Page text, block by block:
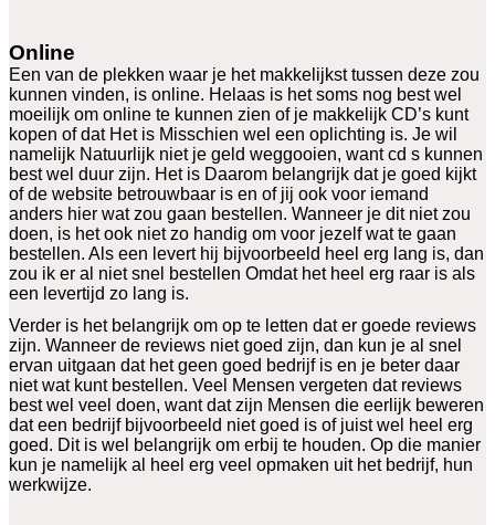
Online
Een van de plekken waar je het makkelijkst tussen deze zou
kunnen vinden, is online. Helaas is het soms nog best wel
moeilijk om online te kunnen zien of je makkelijk CD’s kunt
kopen of dat Het is Misschien wel een oplichting is. Je wil
namelijk Natuurlijk niet je geld weggooien, want cd s kunnen
best wel duur zijn. Het is Daarom belangrijk dat je goed kijkt
of de website betrouwbaar is en of jij ook voor iemand
anders hier wat zou gaan bestellen. Wanneer je dit niet zou
doen, is het ook niet zo handig om voor jezelf wat te gaan
bestellen. Als een levert hij bijvoorbeeld heel erg lang is, dan
zou ik er al niet snel bestellen Omdat het heel erg raar is als
een levertijd zo lang is.
Verder is het belangrijk om op te letten dat er goede reviews
zijn. Wanneer de reviews niet goed zijn, dan kun je al snel
ervan uitgaan dat het geen goed bedrijf is en je beter daar
niet wat kunt bestellen. Veel Mensen vergeten dat reviews
best wel veel doen, want dat zijn Mensen die eerlijk beweren
dat een bedrijf bijvoorbeeld niet goed is of juist wel heel erg
goed. Dit is wel belangrijk om erbij te houden. Op die manier
kun je namelijk al heel erg veel opmaken uit het bedrijf, hun
werkwijze.